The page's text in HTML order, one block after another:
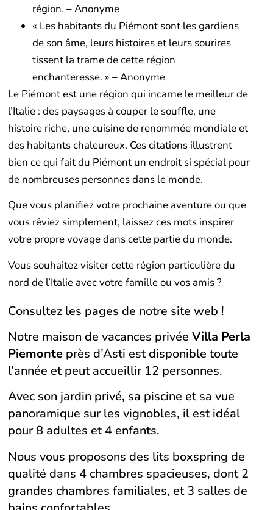
région. – Anonyme
« Les habitants du Piémont sont les gardiens
de son âme, leurs histoires et leurs sourires
tissent la trame de cette région
enchanteresse. » – Anonyme
Le Piémont est une région qui incarne le meilleur de
l’Italie : des paysages à couper le souffle, une
histoire riche, une cuisine de renommée mondiale et
des habitants chaleureux. Ces citations illustrent
bien ce qui fait du Piémont un endroit si spécial pour
de nombreuses personnes dans le monde.
Que vous planifiez votre prochaine aventure ou que
vous rêviez simplement, laissez ces mots inspirer
votre propre voyage dans cette partie du monde.
Vous souhaitez visiter cette région particulière du
nord de l’Italie avec votre famille ou vos amis ?
Consultez les pages de notre site web !
Notre maison de vacances privéeVilla Perla
Piemonte près d’Asti est disponible toute
l’année et peut accueillir 12 personnes.
Avec son jardin privé, sa piscine et sa vue
panoramique sur les vignobles, il est idéal
pour 8 adultes et 4 enfants.
Nous vous proposons des lits boxspring de
qualité dans 4 chambres spacieuses, dont 2
grandes chambres familiales, et 3 salles de